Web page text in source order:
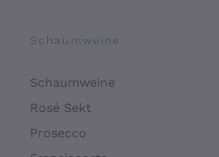
Schaumweine
Schaumweine
Rosé Sekt
Prosecco